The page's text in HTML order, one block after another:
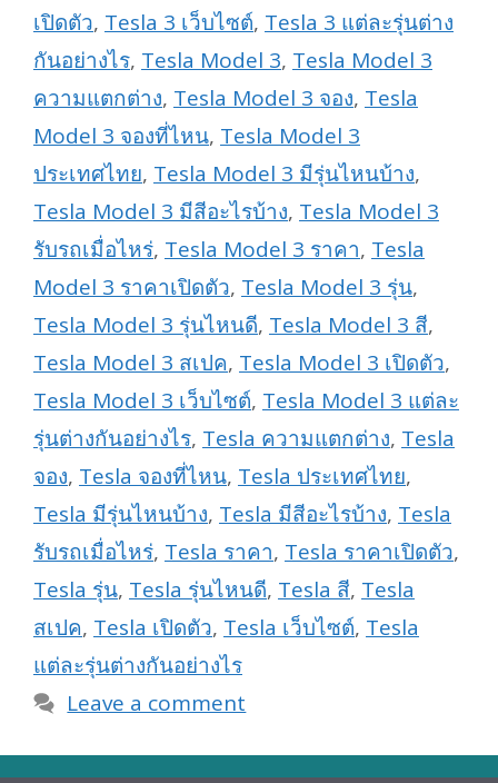
เปิดตัว, Tesla 3 เว็บไซต์, Tesla 3 แต่ละรุ่นต่าง
กันอย่างไร, Tesla Model 3, Tesla Model 3
ความแตกต่าง, Tesla Model 3 จอง, Tesla
Model 3 จองที่ไหน, Tesla Model 3
ประเทศไทย, Tesla Model 3 มีรุ่นไหนบ้าง,
Tesla Model 3 มีสีอะไรบ้าง, Tesla Model 3
รับรถเมื่อไหร่, Tesla Model 3 ราคา, Tesla
Model 3 ราคาเปิดตัว, Tesla Model 3 รุ่น,
Tesla Model 3 รุ่นไหนดี, Tesla Model 3 สี,
Tesla Model 3 สเปค, Tesla Model 3 เปิดตัว,
Tesla Model 3 เว็บไซต์, Tesla Model 3 แต่ละ
รุ่นต่างกันอย่างไร, Tesla ความแตกต่าง, Tesla
จอง, Tesla จองที่ไหน, Tesla ประเทศไทย,
Tesla มีรุ่นไหนบ้าง, Tesla มีสีอะไรบ้าง, Tesla
รับรถเมื่อไหร่, Tesla ราคา, Tesla ราคาเปิดตัว,
Tesla รุ่น, Tesla รุ่นไหนดี, Tesla สี, Tesla
สเปค, Tesla เปิดตัว, Tesla เว็บไซต์, Tesla
แต่ละรุ่นต่างกันอย่างไร
Leave a comment